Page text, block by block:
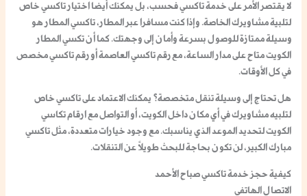
لا يقتصر الأمر على خدمة تاكسيفحسب، بل يمكنك أيضا اختيارتاكسي خاص
لتلبيةمشاويرك الخاصة. وإذا كنت مسافرا عبر المطار،تاكسي المطار هو
وسيلة ممتازة للوصول بسرعة وأمان إلى وجهتك. كما أنتكسي المطار
الكويتمتاح على مدار الساعة، معرقم تاكسي العاصمة أورقم تاكسيمخصص
في كل الأوقات.
هل تحتاج إلى وسيلة تنقل متخصصة؟ يمكنك الاعتماد علىتاكسي خاص
لتلبيه مشاويركفي أي مكان داخل الكويت، أو التواصل مع ارقام تكاسي
الكويتلتحديد الموعد الذي يناسبك. مع وجود خيارات متعددة، مثلتاكسي
مبارك الكبير ، لن تكون بحاجة للبحث طويلاً عن التنقلات.
كيفية حجز خدمة تاكسي صباح الأحمد
الاتصال الهاتفي